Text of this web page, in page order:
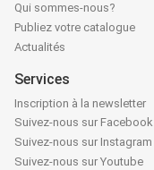
Qui sommes-nous?
Publiez votre catalogue
Actualités
Services
Inscription à la newsletter
Suivez-nous sur Facebook
Suivez-nous sur Instagram
Suivez-nous sur Youtube